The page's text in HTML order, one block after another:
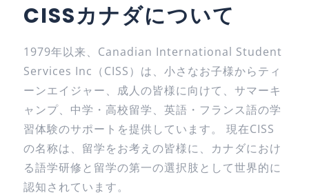
CISSカナダについて
1979年以来、 Canadian International Student
Services Inc（CISS）は、小さなお子様からティ
ーンエイジャー、成人の皆様に向けて、サマーキ
ャンプ、中学・高校留学、英語・フランス語の学
習体験のサポートを提供しています。 現在CISS
の名称は、留学をお考えの皆様に、カナダにおけ
る語学研修と留学の第一の選択肢として世界的に
認知されています。